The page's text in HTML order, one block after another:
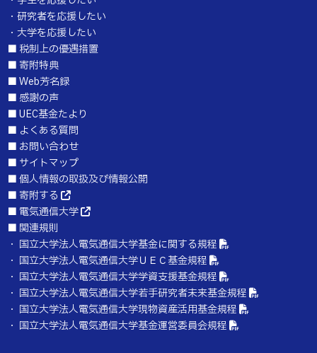
・ 研究者を応援したい
・ 大学を応援したい
■ 税制上の優遇措置
■ 寄附特典
■Web芳名録
■ 感謝の声
■UEC基金たより
■ よくある質問
■ お問い合わせ
■ サイトマップ
■個人情報の取扱及び情報公開
■ 寄附する
■ 電気通信大学
■ 関連規則
・ 国立大学法人電気通信大学基金に関する規程
・ 国立大学法人電気通信大学ＵＥＣ基金規程
・ 国立大学法人電気通信大学学資支援基金規程
・ 国立大学法人電気通信大学若手研究者未来基金規程
・ 国立大学法人電気通信大学現物資産活用基金規程
・ 国立大学法人電気通信大学基金運営委員会規程